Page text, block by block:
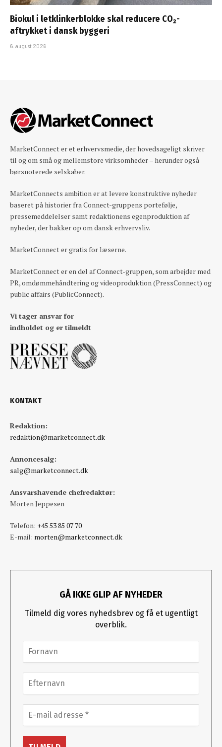
Biokul i letklinkerblokke skal reducere CO₂-
aftrykket i dansk byggeri
6. august 2026
MarketConnect er et erhvervsmedie, der hovedsageligt skriver
til og om små og mellemstore virksomheder – herunder også
børsnoterede selskaber.
MarketConnects ambition er at levere konstruktive nyheder
baseret på historier fra Connect-gruppens portefølje,
pressemeddelelser samt redaktionens egenproduktion af
nyheder, der bakker op om dansk erhvervsliv.
MarketConnect er gratis for læserne.
MarketConnect er en del af Connect-gruppen, som arbejder med
PR, omdømmehåndtering og videoproduktion (PressConnect) og
public affairs (PublicConnect).
Vi tager ansvar for
indholdet og er tilmeldt
KONTAKT
Redaktion:
redaktion@marketconnect.dk
Annoncesalg:
salg@marketconnect.dk
Ansvarshavende chefredaktør:
Morten Jeppesen
Telefon: +45 53 85 07 70
E-mail: morten@marketconnect.dk
GÅ IKKE GLIP AF NYHEDER
Tilmeld dig vores nyhedsbrev og få et ugentligt
overblik.